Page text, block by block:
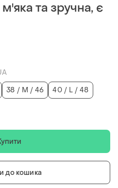
та зручна, є
38 / M / 46 40 / L / 48
до кошика